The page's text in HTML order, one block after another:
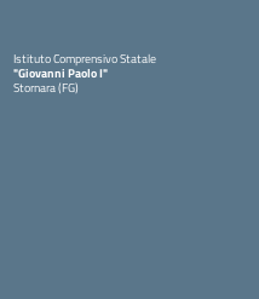
Istituto Comprensivo Statale
"Giovanni Paolo I"
Stornara (FG)